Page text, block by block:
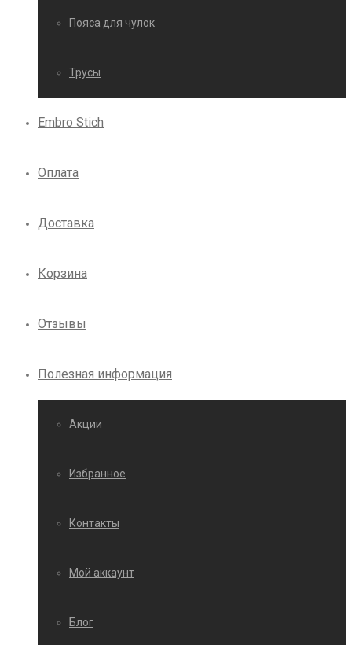
Пояса для чулок
Трусы
Embro Stich
Оплата
Доставка
Корзина
Отзывы
Полезная информация
Акции
Избранное
Контакты
Мой аккаунт
Блог